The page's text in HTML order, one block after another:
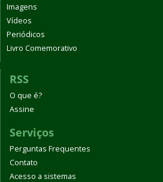
Imagens
Vídeos
Periódicos
Livro Comemorativo
RSS
O que é?
Assine
Serviços
Perguntas Frequentes
Contato
Acesso a sistemas